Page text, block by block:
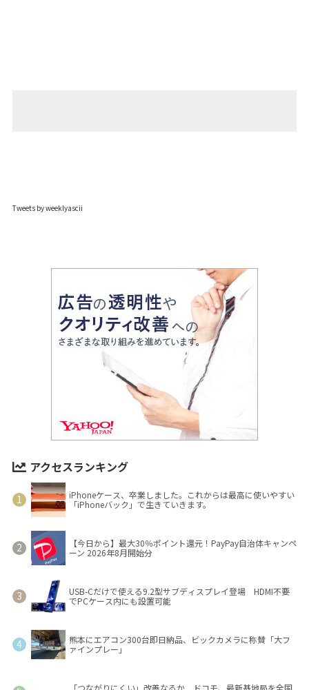
Tweets by weeklyascii
アクセスランキング
iPhoneケース、卒業しました。これからは最高に使いやすい
「iPhoneバック」で生きていきます。
【今日から】最大30％ポイント還元！PayPay自治体キャンペ
ーン 2026年8月開始分
USB-Cだけで使える9.2型サブディスプレイ登場 HDMI不要
でPCケース内にも設置可能
熊本にエアコン300台即日納品、ビックカメラに称賛「大フ
ァインプレー」
「つながりにくい」改善なるか ドコモ、最新基地局を全国